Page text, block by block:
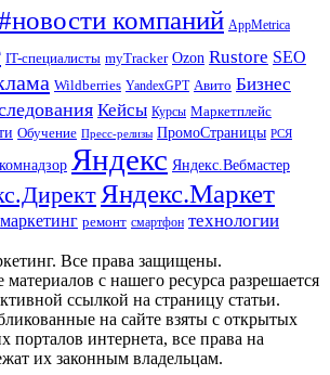
компаний AppMetrica
IT-специалисты myTracker Ozon Rustore SEO
Wildberries YandexGPT Авито Бизнес
Кейсы Курсы Маркетплейс
Обучение Пресс-релизы ПромоСтраницы РСЯ
Яндекс Яндекс.Вебмастер
Яндекс.Маркет
маркетинг ремонт смартфон технологии
Все права защищены.
с нашего ресурса разрешается
ссылкой на страницу статьи.
на сайте взяты с открытых
порталов интернета, все права на
их законным владельцам.